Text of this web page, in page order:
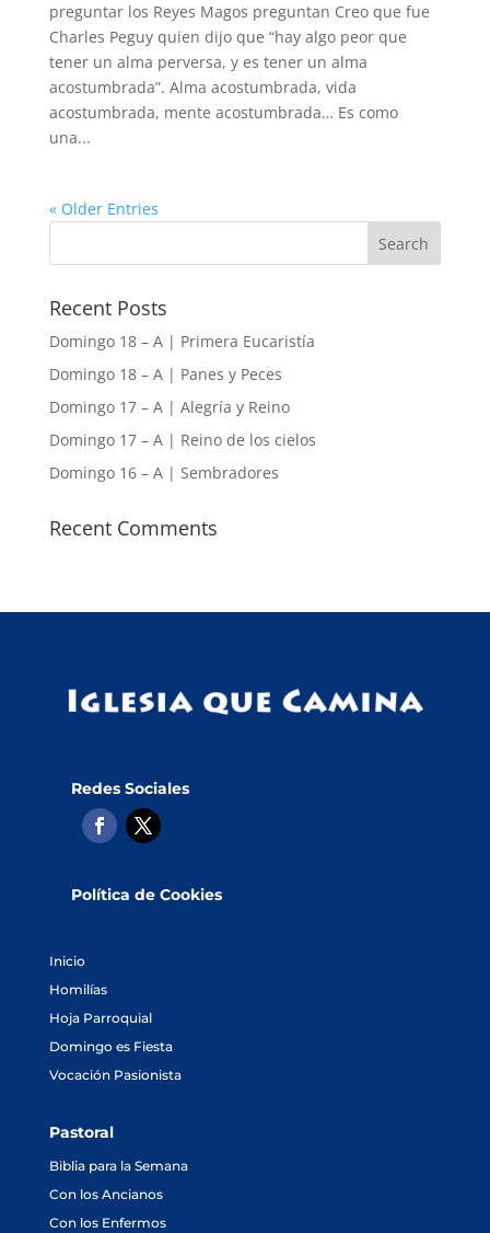
preguntar los Reyes Magos preguntan Creo que fue
Charles Peguy quien dijo que “hay algo peor que
tener un alma perversa, y es tener un alma
acostumbrada”. Alma acostumbrada, vida
acostumbrada, mente acostumbrada… Es como
una...
« Older Entries
Recent Posts
Domingo 18 – A | Primera Eucaristía
Domingo 18 – A | Panes y Peces
Domingo 17 – A | Alegría y Reino
Domingo 17 – A | Reino de los cielos
Domingo 16 – A | Sembradores
Recent Comments
Redes Sociales
Política de Cookies
Inicio
Homilías
Hoja Parroquial
Domingo es Fiesta
Vocación Pasionista
Pastoral
Biblia para la Semana
Con los Ancianos
Con los Enfermos